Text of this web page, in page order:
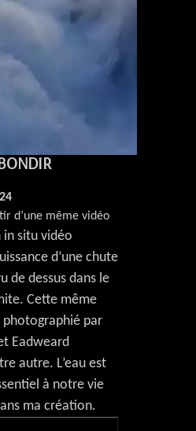
d’une même vidéo
situ vidéo
d’une chute
de dessus dans le
Cette même
photographié par
Eadweard
autre. L’eau est
à notre vie
ma création.